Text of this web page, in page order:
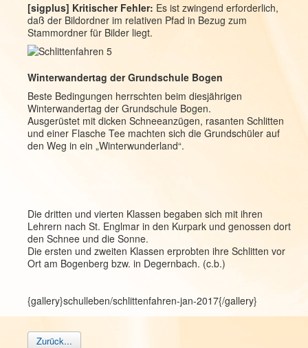
[sigplus] Kritischer Fehler: Es ist zwingend erforderlich,
daß der Bildordner im relativen Pfad in Bezug zum
Stammordner für Bilder liegt.
Winterwandertag der Grundschule Bogen
Beste Bedingungen herrschten beim diesjährigen
Winterwandertag der Grundschule Bogen.
Ausgerüstet mit dicken Schneeanzügen, rasanten Schlitten
und einer Flasche Tee machten sich die Grundschüler auf
den Weg in ein „Winterwunderland“.
Die dritten und vierten Klassen begaben sich mit ihren
Lehrern nach St. Englmar in den Kurpark und genossen dort
den Schnee und die Sonne.
Die ersten und zweiten Klassen erprobten ihre Schlitten vor
Ort am Bogenberg bzw. in Degernbach. (c.b.)
{gallery}schulleben/schlittenfahren-jan-2017{/gallery}
Zurück...